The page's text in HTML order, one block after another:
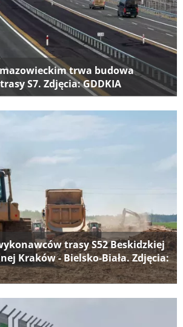
trwa budowa
S7. Zdjęcia: GDDKIA
trasy S52 Beskidzkiej
Kraków - Bielsko-Biała. Zdjęcia: